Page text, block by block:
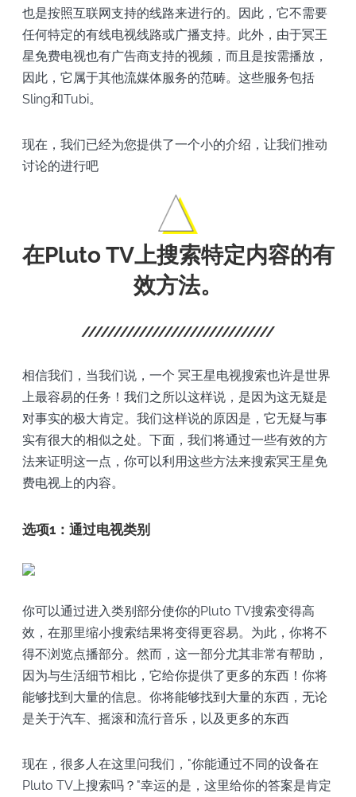
也是按照互联网支持的线路来进行的。因此，它不需要
任何特定的有线电视线路或广播支持。此外，由于冥王
星免费电视也有广告商支持的视频，而且是按需播放，
因此，它属于其他流媒体服务的范畴。这些服务包括
Sling和Tubi。
现在，我们已经为您提供了一个小的介绍，让我们推动
讨论的进行吧
在Pluto TV上搜索特定内容的有
效方法。
相信我们，当我们说，一个 冥王星电视搜索也许是世界
上最容易的任务！我们之所以这样说，是因为这无疑是
对事实的极大肯定。我们这样说的原因是，它无疑与事
实有很大的相似之处。下面，我们将通过一些有效的方
法来证明这一点，你可以利用这些方法来搜索冥王星免
费电视上的内容。
选项1：通过电视类别
你可以通过进入类别部分使你的Pluto TV搜索变得高
效，在那里缩小搜索结果将变得更容易。为此，你将不
得不浏览点播部分。然而，这一部分尤其非常有帮助，
因为与生活细节相比，它给你提供了更多的东西！你将
能够找到大量的信息。你将能够找到大量的东西，无论
是关于汽车、摇滚和流行音乐，以及更多的东西
现在，很多人在这里问我们，"你能通过不同的设备在
Pluto TV上搜索吗？"幸运的是，这里给你的答案是肯定